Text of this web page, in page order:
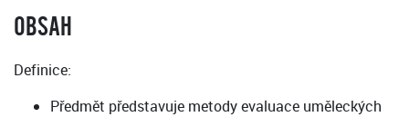
OBSAH
Definice:
Předmět představuje metody evaluace uměleckých